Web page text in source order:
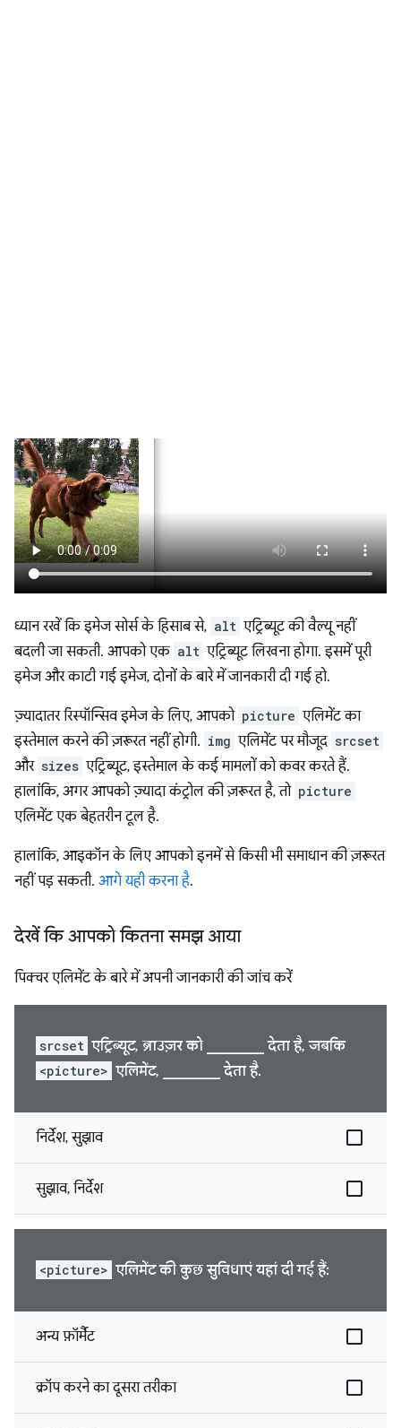
ध्यान रखें कि इमेज सोर्स के हिसाब से, alt एट्रिब्यूट की वैल्यू नहीं
बदली जा सकती. आपको एक alt एट्रिब्यूट लिखना होगा. इसमें पूरी
इमेज और काटी गई इमेज, दोनों के बारे में जानकारी दी गई हो.
ज़्यादातर रिस्पॉन्सिव इमेज के लिए, आपको picture एलिमेंट का
इस्तेमाल करने की ज़रूरत नहीं होगी. img एलिमेंट पर मौजूद srcset
और sizes एट्रिब्यूट, इस्तेमाल के कई मामलों को कवर करते हैं.
हालांकि, अगर आपको ज़्यादा कंट्रोल की ज़रूरत है, तो picture
एलिमेंट एक बेहतरीन टूल है.
हालांकि, आइकॉन के लिए आपको इनमें से किसी भी समाधान की ज़रूरत
नहीं पड़ सकती. आगे यही करना है.
देखें कि आपको कितना समझ आया
पिक्चर एलिमेंट के बारे में अपनी जानकारी की जांच करें
srcset एट्रिब्यूट, ब्राउज़र को ________ देता है, जबकि
<picture> एलिमेंट, ________ देता है.
निर्देश, सुझाव
सुझाव, निर्देश
<picture> एलिमेंट की कुछ सुविधाएं यहां दी गई हैं:
अन्य फ़ॉर्मैट
क्रॉप करने का दूसरा तरीका